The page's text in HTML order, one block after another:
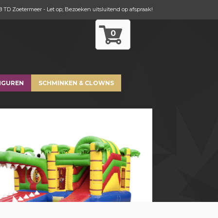
0
TD Zoetermeer - Let op; Bezoeken uitsluitend op afspraak!
SCHMINKEN & CLOWNS